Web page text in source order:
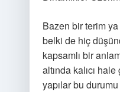
Bazen bir terim
belki de hiç
kapsamlı bir
altında kalıcı
yapılar bu